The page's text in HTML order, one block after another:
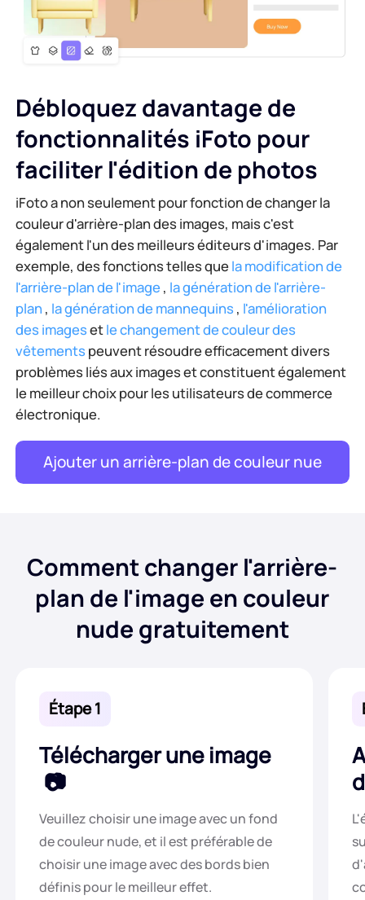
Débloquez davantage de
fonctionnalités iFoto pour
faciliter l'édition de photos
iFoto a non seulement pour fonction de changer la
couleur d'arrière-plan des images, mais c'est
également l'un des meilleurs éditeurs d'images. Par
exemple, des fonctions telles quela modification de
l'arrière-plan de l'image, la génération de l'arrière-
plan , la génération de mannequins, l'amélioration
des imagesetle changement de couleur des
vêtementspeuvent résoudre efficacement divers
problèmes liés aux images et constituent également
le meilleur choix pour les utilisateurs de commerce
électronique.
Ajouter un arrière-plan de couleur nue
Comment changer l'arrière-
plan de l'image en couleur
nude gratuitement
Étape 1
Télécharger une image
Veuillez choisir une image avec un fond
de couleur nude, et il est préférable de
choisir une image avec des bords bien
définis pour le meilleur effet.